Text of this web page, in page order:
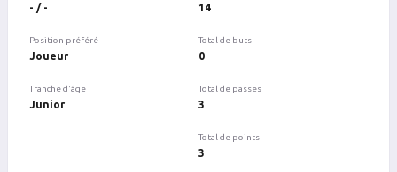
- / -
Position préféré
Joueur
Tranche d'âge
Junior
14
Total de buts
0
Total de passes
3
Total de points
3